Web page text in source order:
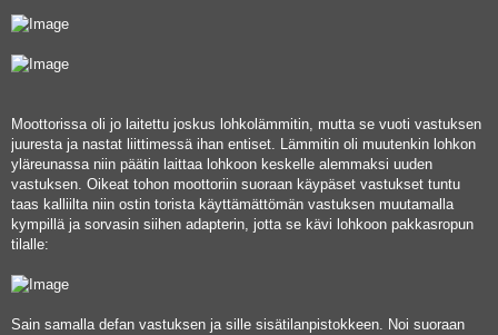
Moottorissa oli jo laitettu joskus lohkolämmitin, mutta se vuoti vastuksen
juuresta ja nastat liittimessä ihan entiset. Lämmitin oli muutenkin lohkon
yläreunassa niin päätin laittaa lohkoon keskelle alemmaksi uuden
vastuksen. Oikeat tohon moottoriin suoraan käypäset vastukset tuntu
taas kalliilta niin ostin torista käyttämättömän vastuksen muutamalla
kympillä ja sorvasin siihen adapterin, jotta se kävi lohkoon pakkasropun
tilalle:
Sain samalla defan vastuksen ja sille sisätilanpistokkeen. Noi suoraan